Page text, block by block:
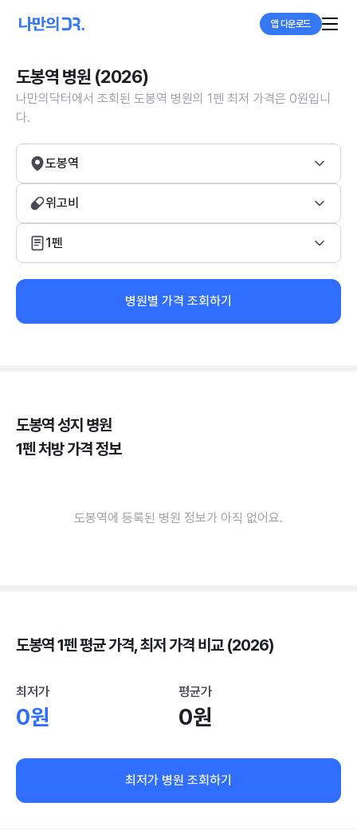
앱 다운로드
도봉역 병원 (2026)
나만의닥터에서 조회된 도봉역 병원의 1펜 최저 가격은 0원입니
다.
도봉역
위고비
1펜
병원별 가격 조회하기
도봉역 성지 병원
1펜 처방 가격 정보
도봉역에 등록된 병원 정보가 아직 없어요.
도봉역 1펜 평균 가격, 최저 가격 비교 (2026)
최저가
0원
평균가
0원
최저가 병원 조회하기